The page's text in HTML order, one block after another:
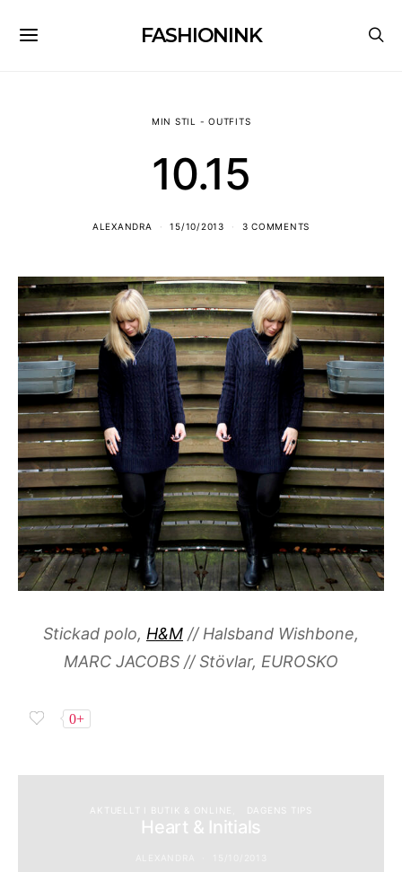
FASHIONINK
MIN STIL - OUTFITS
10.15
ALEXANDRA 15/10/2013 3 COMMENTS
Stickad polo, H&M // Halsband Wishbone,
MARC JACOBS // Stövlar, EUROSKO
0+
AKTUELLT I BUTIK & ONLINE DAGENS TIPS
Heart & Initials